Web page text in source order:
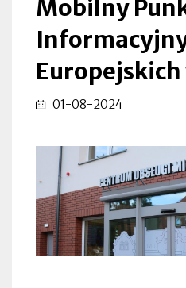
Mobilny
01-08-2024